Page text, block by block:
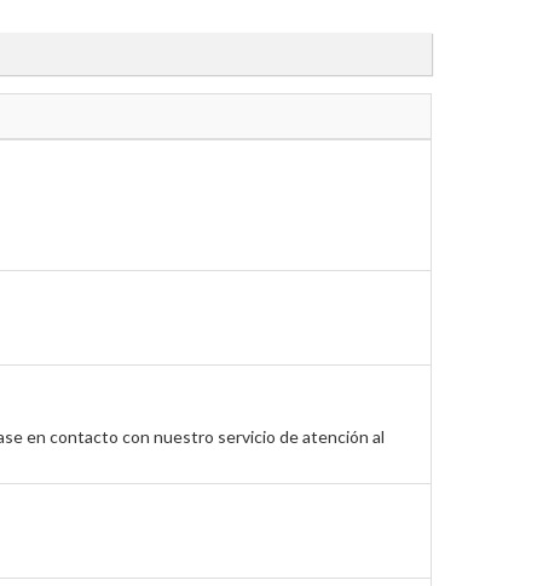
en contacto con nuestro servicio de atención al